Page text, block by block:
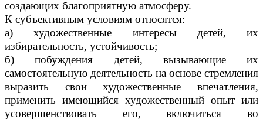
создающих благоприятную атмосферу.
К субъективным условиям относятся:
а) художественные интересы детей, их
избирательность, устойчивость;
б) побуждения детей, вызывающие их
самостоятельную деятельность на основе стремления
выразить свои художественные впечатления,
применить имеющийся художественный опыт или
усовершенствовать его, включиться во